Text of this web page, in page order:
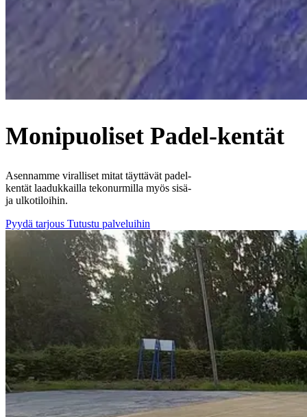
Monipuoliset Padel-kentät
Asennamme viralliset mitat täyttävät padel-
kentät laadukkailla tekonurmilla myös sisä-
ja ulkotiloihin.
Pyydä tarjous Tutustu palveluihin